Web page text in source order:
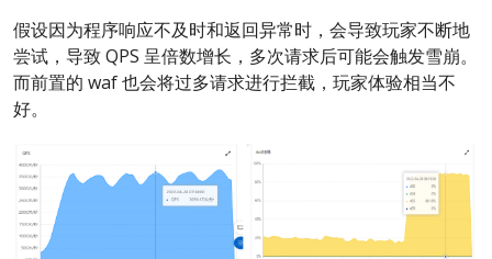
假设因为程序响应不及时和返回异常时，会导致玩家不断地
尝试，导致 QPS 呈倍数增长，多次请求后可能会触发雪崩。
而前置的 waf 也会将过多请求进行拦截，玩家体验相当不
好。